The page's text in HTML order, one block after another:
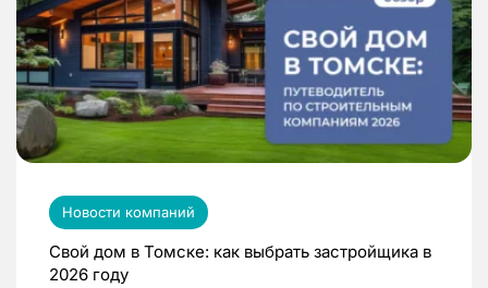
Новости компаний
Свой дом в Томске: как выбрать застройщика в
2026 году